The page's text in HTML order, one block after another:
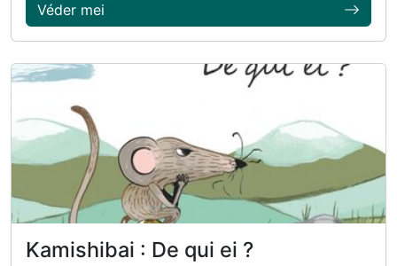
Véder mei
Kamishibai : De qui ei ?